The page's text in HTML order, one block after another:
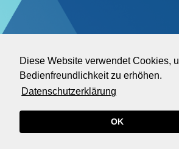
Diese Website verwendet Cookies,
Bedienfreundlichkeit zu erhöhen.
Datenschutzerklärung
OK